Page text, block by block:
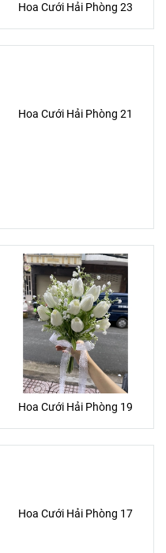
Hoa Cưới Hải Phòng 23
Hoa Cưới Hải Phòng 21
Hoa Cưới Hải Phòng 19
Hoa Cưới Hải Phòng 17